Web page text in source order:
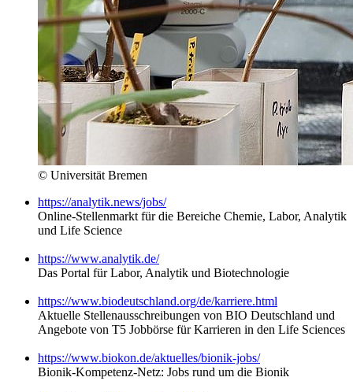
© Universität Bremen
https://analytik.news/jobs/
Online-Stellenmarkt für die Bereiche Chemie, Labor, Analytik
und Life Science
https://www.analytik.de/
Das Portal für Labor, Analytik und Biotechnologie
https://www.biodeutschland.org/de/karriere.html
Aktuelle Stellenausschreibungen von BIO Deutschland und
Angebote von T5 Jobbörse für Karrieren in den Life Sciences
https://www.biokon.de/aktuelles/bionik-jobs/
Bionik-Kompetenz-Netz: Jobs rund um die Bionik